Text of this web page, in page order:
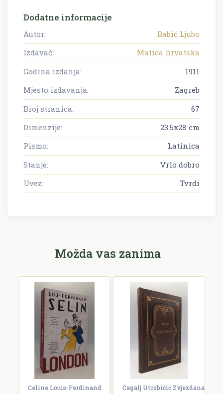
Dodatne informacije
Autor:
Babić Ljubo
Izdavač:
Matica hrvatska
Godina izdanja:
1911
Mjesto izdavanja:
Zagreb
Broj stranica:
67
Dimenzije:
23.5x28 cm
Pismo:
Latinica
Stanje:
Vrlo dobro
Uvez:
Tvrdi
Možda vas zanima
Celine Louis-Ferdinand Čagalj Utrobičić Zvjezdana